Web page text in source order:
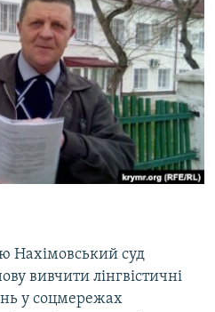
Нахімовський суд
вивчити лінгвістичні
у соцмережах